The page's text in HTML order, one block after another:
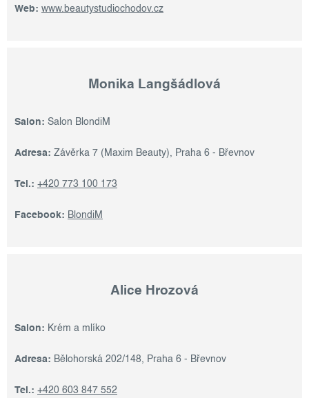
Web: www.beautystudiochodov.cz
Monika Langšádlová
Salon: Salon BlondiM
Adresa: Závěrka 7 (Maxim Beauty), Praha 6 - Břevnov
Tel.: +420 773 100 173
Facebook: BlondiM
Alice Hrozová
Salon: Krém a mlíko
Adresa: Bělohorská 202/148, Praha 6 - Břevnov
Tel.: +420 603 847 552